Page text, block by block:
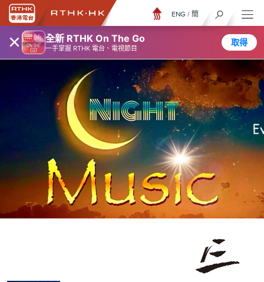
× 全新 RTHK On The Go
一手掌握 RTHK 電台、電視節目
取得
ENG / 簡